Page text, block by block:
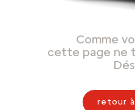
Comme
cette page ne
retour